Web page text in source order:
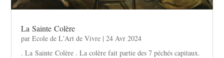
La Sainte Colère
parEcole de L'Art de Vivre |24 Avr 2024
. La Sainte Colère . La colère fait partie des 7 péchés capitaux.